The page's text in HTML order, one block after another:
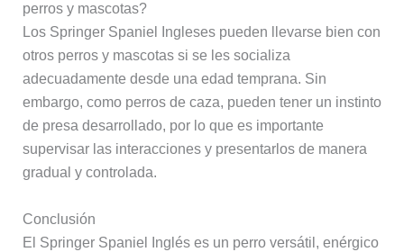
perros y mascotas?
Los Springer Spaniel Ingleses pueden llevarse bien con
otros perros y mascotas si se les socializa
adecuadamente desde una edad temprana. Sin
embargo, como perros de caza, pueden tener un instinto
de presa desarrollado, por lo que es importante
supervisar las interacciones y presentarlos de manera
gradual y controlada.
Conclusión
El Springer Spaniel Inglés es un perro versátil, enérgico